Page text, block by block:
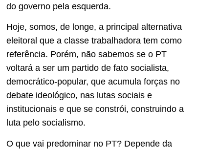
do governo pela esquerda.
Hoje, somos, de longe, a principal alternativa
eleitoral que a classe trabalhadora tem como
referência. Porém, não sabemos se o PT
voltará a ser um partido de fato socialista,
democrático-popular, que acumula forças no
debate ideológico, nas lutas sociais e
institucionais e que se constrói, construindo a
luta pelo socialismo.
O que vai predominar no PT? Depende da